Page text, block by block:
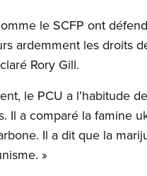
le SCFP ont
ardemment les droits
Rory Gill.
le PCU a l’habitude
Il a comparé la famine
Il a dit que la
»